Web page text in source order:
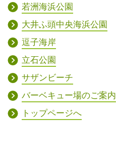
若洲海浜公園
大井ふ頭中央海浜公園
逗子海岸
立石公園
サザンビーチ
バーベキュー場のご案内
トップページへ